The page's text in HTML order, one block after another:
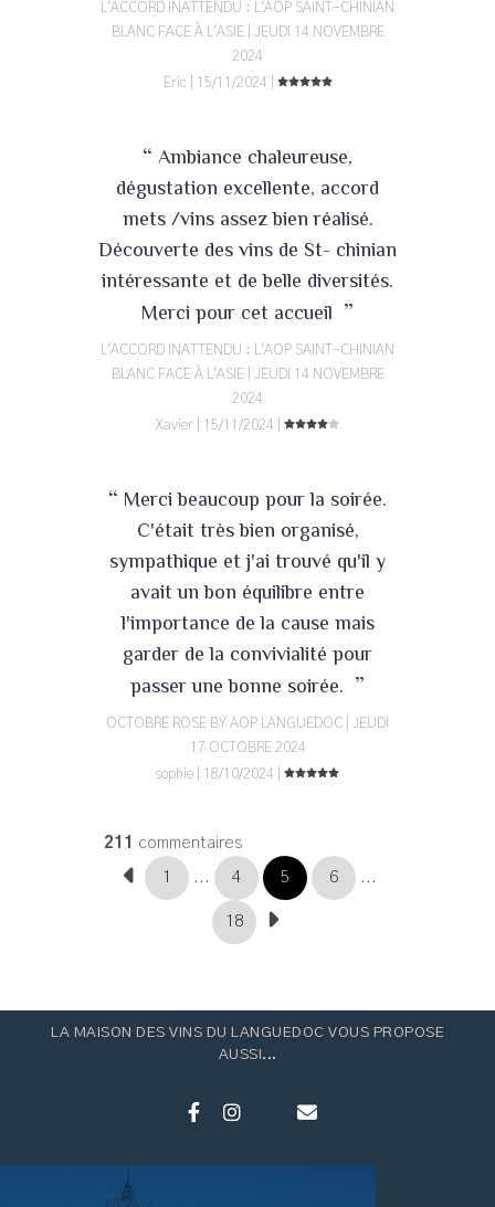
L'ACCORD INATTENDU : L'AOP SAINT-CHINIAN
BLANC FACE À L'ASIE | JEUDI 14 NOVEMBRE
2024
Eric | 15/11/2024 |
“ Ambiance chaleureuse,
dégustation excellente, accord
mets /vins assez bien réalisé.
Découverte des vins de St- chinian
intéressante et de belle diversités.
Merci pour cet accueil ”
L'ACCORD INATTENDU : L'AOP SAINT-CHINIAN
BLANC FACE À L'ASIE | JEUDI 14 NOVEMBRE
2024
Xavier | 15/11/2024 |
“ Merci beaucoup pour la soirée.
C'était très bien organisé,
sympathique et j'ai trouvé qu'il y
avait un bon équilibre entre
l'importance de la cause mais
garder de la convivialité pour
passer une bonne soirée. ”
OCTOBRE ROSE BY AOP LANGUEDOC | JEUDI
17 OCTOBRE 2024
sophie | 18/10/2024 |
211 commentaires
1 ... 4 5 6 ...
18
LA MAISON DES VINS DU LANGUEDOC VOUS PROPOSE
AUSSI...